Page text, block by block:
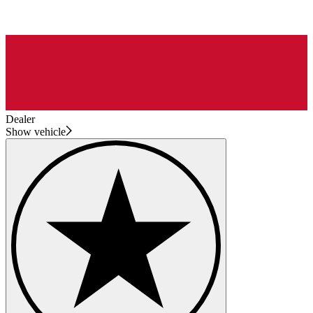
Dealer
Show vehicle